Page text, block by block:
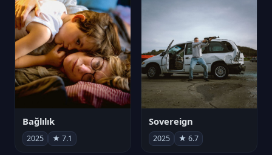
Bağlılık
2025 ★ 7.1
Sovereign
2025 ★ 6.7